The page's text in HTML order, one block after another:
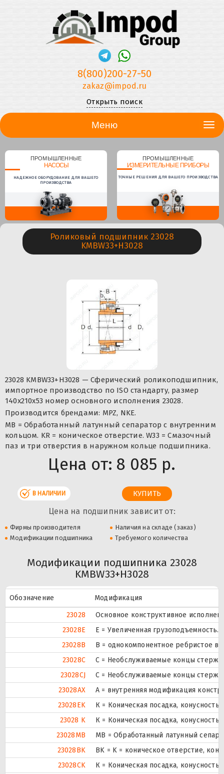
8(800)200-27-50
zakaz@impod.ru
Открыть поиск
Меню
ПРОМЫШЛЕННЫЕ
НАСОСЫ
НАДЕЖНОЕ ОБОРУДОВАНИЕ ДЛЯ ВАШЕГО
ПРОИЗВОДСТВА
ПРОМЫШЛЕННЫЕ
ИЗМЕРИТЕЛЬНЫЕ ПРИБОРЫ
ТОЧНЫЕ РЕШЕНИЯ ДЛЯ ВАШЕГО ПРОИЗВОДСТВА
Роликовый подшипник 23028
KMBW33+H3028
23028 KMBW33+H3028 — Сферический роликоподшипник,
импортное производство по ISO стандарту, размер
140x210x53 номер основного исполнения 23028.
Производится брендами: MPZ, NKE.
MB = Обработанный латунный сепаратор с внутренним
кольцом. KR = коническое отверстие. W33 = Смазочный
паз и три отверстия в наружном кольце подшипника.
Цена от: 8 085 р.
В НАЛИЧИИ
Цена на подшипник зависит от:
Фирмы производителя
Наличия на складе (заказ)
Модификации подшипника
Требуемого количества
Модификации подшипника 23028
KMBW33+H3028
Обозначение
Модификация
23028
Основное конструктивное
23028E
Е = Увеличенная грузоподъемность.
23028B
B = однокомпонентное ребристое
23028C
С = Необслуживаемые концы
23028CJ
С = Необслуживаемые концы
23028AX
A = внутренняя модификация
23028EK
К = Коническая посадка, конусность
23028 K
К = Коническая посадка, конусность
23028MB
MB = Обработанный латунный
23028BK
BK = K = коническое отверстие,
23028CK
К = Коническая посадка, конусность